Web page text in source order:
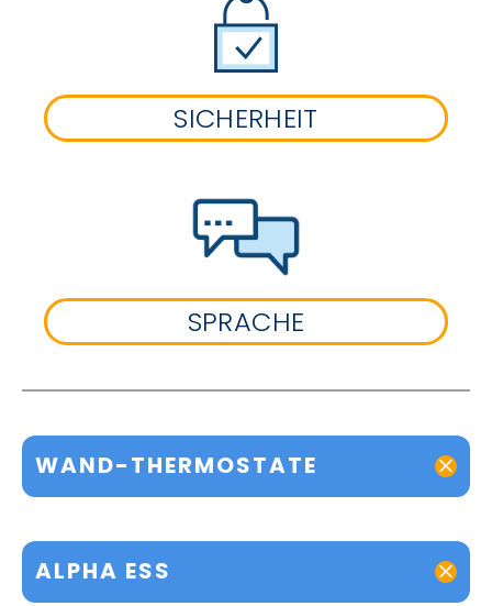
SICHERHEIT
SPRACHE
WAND-THERMOSTATE
ALPHA ESS